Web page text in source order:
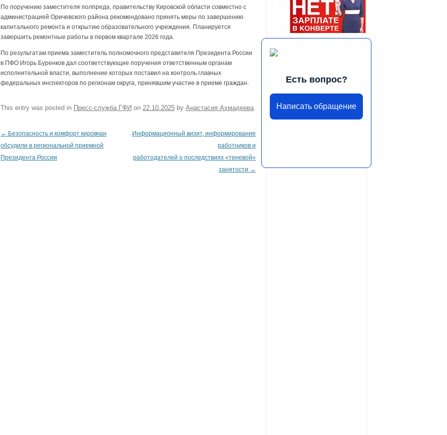
По поручению заместителя полпреда, правительству Кировской области совместно с
администрацией Оричевского района рекомендовано принять меры по завершению
капитального ремонта и открытию образовательного учреждения. Планируется
завершить ремонтные работы в первом квартале 2026 года.
По результатам приема заместитель полномочного представителя Президента России
в ПФО Игорь Буренков дал соответствующие поручения ответственным органам
исполнительной власти, выполнение которых поставил на контроль главных
федеральных инспекторов по регионам округа, принявшим участие в приеме граждан.
This entry was posted in Пресс-служба ГФИ on 22.10.2025 by Анастасия Ахмадеева
Post navigation
← Безопасность и комфорт кировчан
обсудили в региональной приемной
Президента России
Информационный визит, информирование
работников и
работодателей о последствиях «теневой»
занятости →
Есть вопрос?
Написать обращение